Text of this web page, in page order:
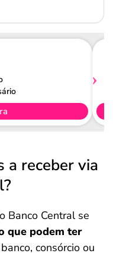
a receber via
Banco Central se
que podem ter
consórcio ou